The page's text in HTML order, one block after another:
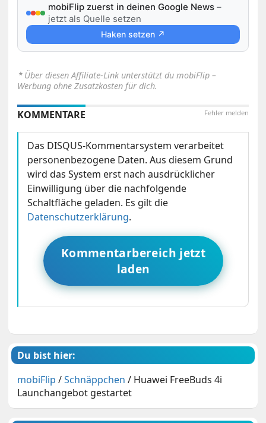
mobiFlip zuerst in deinen Google News –
jetzt als Quelle setzen
Haken setzen ↗
⋆ Über diesen Affiliate-Link unterstützt du mobiFlip –
Werbung ohne Zusatzkosten für dich.
Fehler melden
KOMMENTARE
Das DISQUS-Kommentarsystem verarbeitet
personenbezogene Daten. Aus diesem Grund
wird das System erst nach ausdrücklicher
Einwilligung über die nachfolgende
Schaltfläche geladen. Es gilt die
Datenschutzerklärung.
Kommentarbereich jetzt
laden
Du bist hier:
mobiFlip /Schnäppchen / Huawei FreeBuds 4i
Launchangebot gestartet